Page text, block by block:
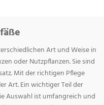
Art und Weise in
oder Nutzpflanzen. Sie sind
Mit der richtigen Pflege
Art. Ein wichtiger Teil der
Auswahl ist umfangreich und